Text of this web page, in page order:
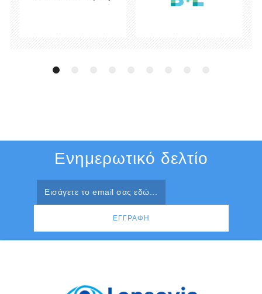
Ενημερωτικό δελτίο